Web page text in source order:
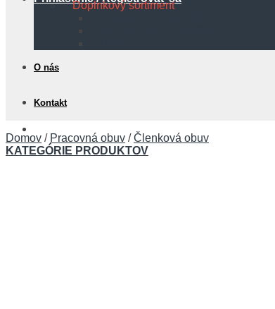
Doplnkový sortiment
O nás
Kontakt
Domov / Pracovná obuv / Členková obuv
KATEGÓRIE PRODUKTOV